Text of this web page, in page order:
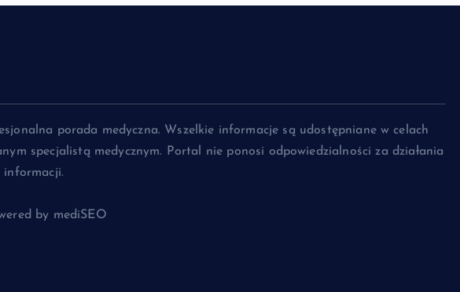
porada medyczna. Wszelkie informacje są udostępniane w celach
specjalistą medycznym. Portal nie ponosi odpowiedzialności za działania
informacji.
by mediSEO